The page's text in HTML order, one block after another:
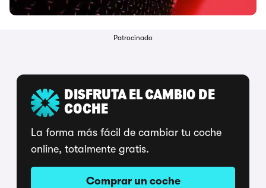
Patrocinado
DISFRUTA EL CAMBIO DE
COCHE
La forma más fácil de cambiar tu coche
online, totalmente gratis.
Comprar un coche